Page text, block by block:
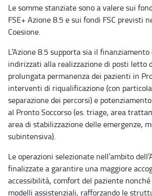
Le somme stanziate sono a valere sui
FSE+ Azione 8.5 e sui fondi FSC previsti
Coesione.
L’Azione 8.5 supporta sia il
indirizzati alla realizzazione di posti letto
prolungata permanenza dei pazienti in
interventi di riqualificazione (con
separazione dei percorsi) e
al Pronto Soccorso (es. triage, area
area di stabilizzazione delle emergenze,
subintensiva).
Le operazioni selezionate nell’ambito
finalizzate a garantire una maggiore
accessibilità, comfort del paziente nonché
modelli assistenziali, rafforzando le